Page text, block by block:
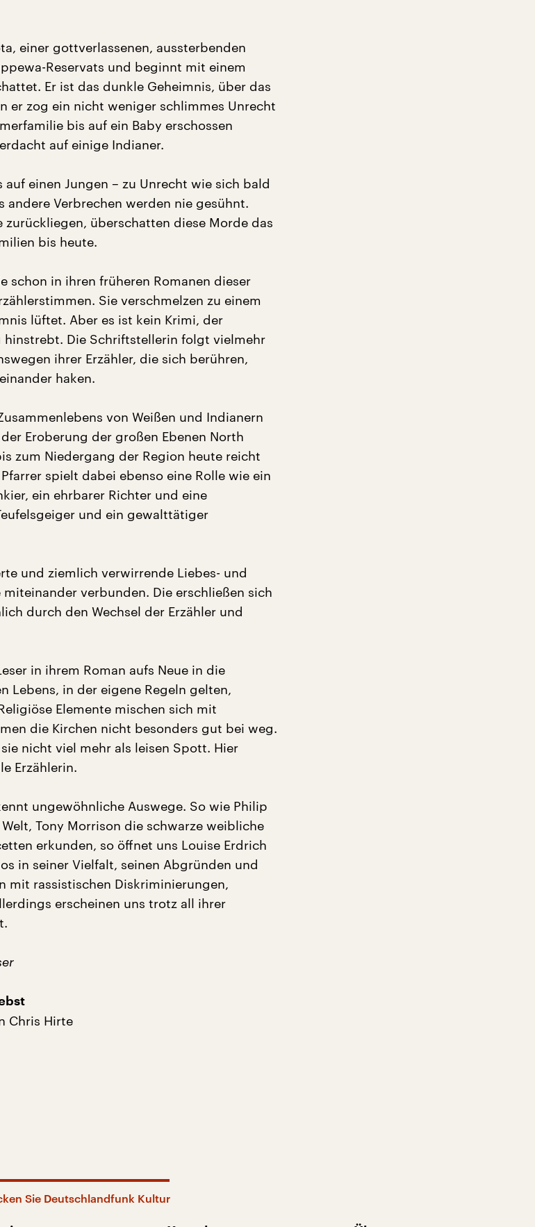
einer gottverlassenen, aussterbenden
Reservats und beginnt mit einem
Er ist das dunkle Geheimnis, über das
er zog ein nicht weniger schlimmes Unrecht
bis auf ein Baby erschossen
auf einige Indianer.
einen Jungen – zu Unrecht wie sich bald
andere Verbrechen werden nie gesühnt.
überschatten diese Morde das
bis heute.
schon in ihren früheren Romanen dieser
Sie verschmelzen zu einem
lüftet. Aber es ist kein Krimi, der
hinstrebt. Die Schriftstellerin folgt vielmehr
ihrer Erzähler, die sich berühren,
haken.
von Weißen und Indianern
Eroberung der großen Ebenen North
zum Niedergang der Region heute reicht
spielt dabei ebenso eine Rolle wie ein
ein ehrbarer Richter und eine
und ein gewalttätiger
und ziemlich verwirrende Liebes- und
verbunden. Die erschließen sich
durch den Wechsel der Erzähler und
in ihrem Roman aufs Neue in die
Lebens, in der eigene Regeln gelten,
Elemente mischen sich mit
die Kirchen nicht besonders gut bei weg.
nicht viel mehr als leisen Spott. Hier
Erzählerin.
ungewöhnliche Auswege. So wie Philip
Tony Morrison die schwarze weibliche
erkunden, so öffnet uns Louise Erdrich
in seiner Vielfalt, seinen Abgründen und
mit rassistischen Diskriminierungen,
erscheinen uns trotz all ihrer
Chris Hirte
Sie Deutschlandfunk Kultur